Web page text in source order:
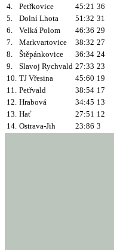
4.
Petřkovice 45:21 36
5.
Dolní Lhota 51:32 31
6.
Velká Polom 46:36 29
7.
Markvartovice 38:32 27
8.
Štěpánkovice 36:34 24
9.
Slavoj Rychvald 27:33 23
10. TJ Vřesina 45:60 19
11. Petřvald 38:54 17
12. Hrabová 34:45 13
13. Hať 27:51 12
14. Ostrava-Jih 23:86 3